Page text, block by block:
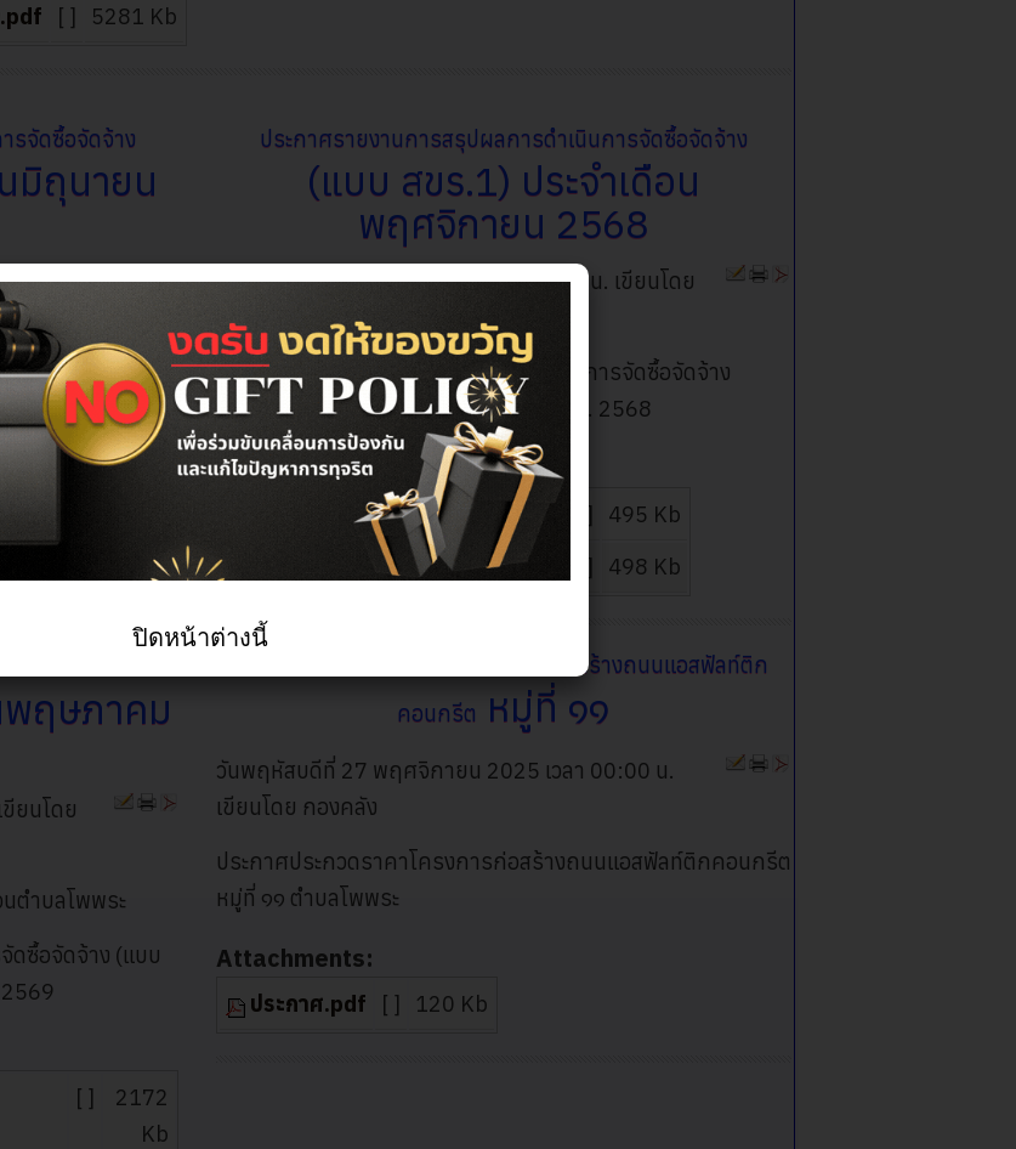
[ ] 5281 Kb
รจัดซื้อจัดจ้าง
มิถุนายน
.เขียน
ดซื้อจัดจ้าง (แบบ
จัดซื้อจัดจ้าง
พฤษภาคม
เขียนโดย
ตำบลโพพระ
ดซื้อจัดจ้าง (แบบ
[ ]
2172
Kb
ประกาศรายงานการสรุปผลการดำเนินการจัดซื้อจัดจ้าง
(แบบ สขร.1) ประจำเดือน
พฤศจิกายน 2568
วันจันทร์ที่ 01 ธันวาคม 2025 เวลา 00:00 น. เขียนโดย
กองคลัง
ประกาศรายงานการสรุปผลผลการดำเนินการจัดซื้อจัดจ้าง
(เเบบสขร.1) ประจำเดือน พฤศจิกายน พ.ศ. 2568
Attachments:
ประกาศ สขร. พฤศจิกายน 68.pdf [ ]
495 Kb
สขร. พฤศจิกายน 68.pdf
[ ] 498 Kb
ประกาศประกวดราคาจ้างโครงการก่อสร้างถนนแอสฟัลท์ติก
คอนกรีต หมู่ที่ ๑๑
วันพฤหัสบดีที่ 27 พฤศจิกายน 2025 เวลา 00:00 น.
เขียนโดย กองคลัง
ประกาศประกวดราคาโครงการก่อสร้างถนนแอสฟัลท์ติกคอนกรีต
หมู่ที่ ๑๑ ตำบลโพพระ
Attachments:
ประกาศ.pdf [ ] 120 Kb
ปิดหน้าต่างนี้